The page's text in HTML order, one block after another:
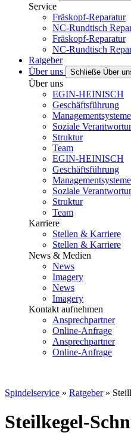
Service
Fräskopf-Reparatur
NC-Rundtisch
Fräskopf-Reparatur
NC-Rundtisch
Ratgeber
Über uns
Schließe Über
Über uns
EGIN-HEINISCH
Geschäftsführung
Soziale
Struktur
Team
EGIN-HEINISCH
Geschäftsführung
Soziale
Struktur
Team
Karriere
Stellen & Karriere
Stellen & Karriere
News & Medien
News
Imagery
News
Imagery
Kontakt aufnehmen
Ansprechpartner
Online-Anfrage
Ansprechpartner
Online-Anfrage
Spindelservice » Ratgeber»
Steilkegel-